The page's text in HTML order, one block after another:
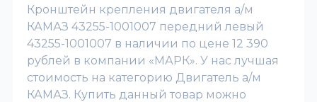
Кронштейн крепления двигателя а/м
КАМАЗ 43255-1001007 передний левый
43255-1001007 в наличии по цене 12 390
рублей в компании «МАРК». У нас лучшая
стоимость на категорию Двигатель а/м
КАМАЗ. Купить данный товар можно